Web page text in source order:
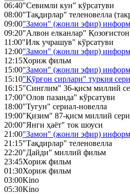
06:40"Севимли кун" кўрсатуви
08:00"Тақдирлар" теленовелла
09:00"Замон" (жонли эфир)
09:20"Алвон елканлар"
11:00"Илк учрашув" кўрсатуви
12:00"Замон" (жонли эфир)
12:15Хориж фильм
15:00"Замон" (жонли эфир)
15:10"Қўрғон сирлари" туркия
16:15"Синглим" 36-қисм миллий
17:00"Олов пазанда" кўрсатуви
18:00"Тугун" сериал-новелла
19:00"Қизим" 87-қисм миллий
20:00"Янги ҳаёт" ток шоуси
21:00"Замон" (жонли эфир)
21:15"Тақдирлар" теленовелла
22:20"Дайди" миллий фильм
23:45Хориж фильм
01:30Хориж фильм
03:00Kino
05:30Kino